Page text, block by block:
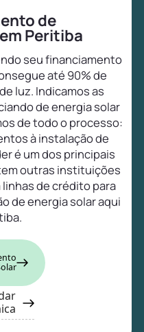
de
Peritiba
seu financiamento
até 90% de
luz. Indicamos as
de energia solar
de todo o processo:
à instalação de
é um dos principais
outras instituições
de crédito para
de energia solar aqui